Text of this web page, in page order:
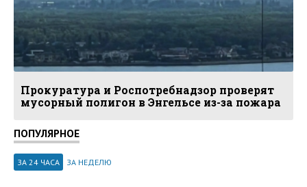
Прокуратура и Роспотребнадзор проверят
мусорный полигон в Энгельсе из-за пожара
ПОПУЛЯРНОЕ
ЗА 24 ЧАСА ЗА НЕДЕЛЮ